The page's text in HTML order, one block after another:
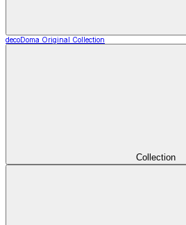
decoDoma Original Collection
Collection